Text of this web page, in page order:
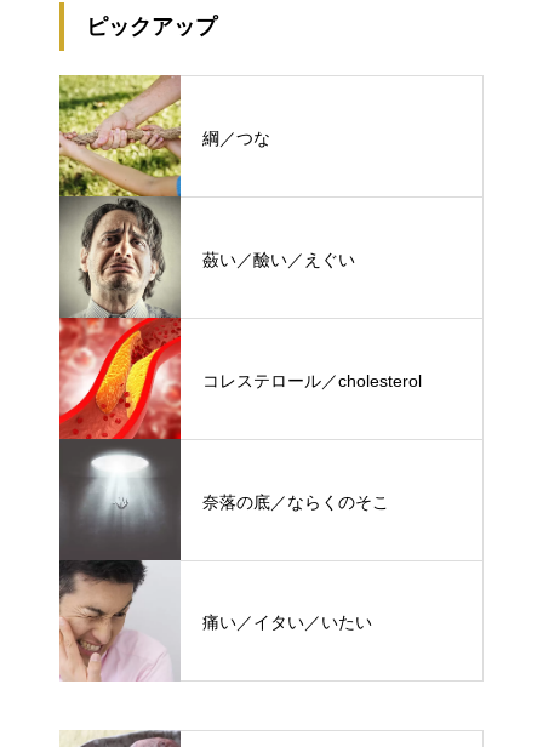
ピックアップ
綱／つな
蘞い／醶い／えぐい
コレステロール／cholesterol
奈落の底／ならくのそこ
痛い／イタい／いたい